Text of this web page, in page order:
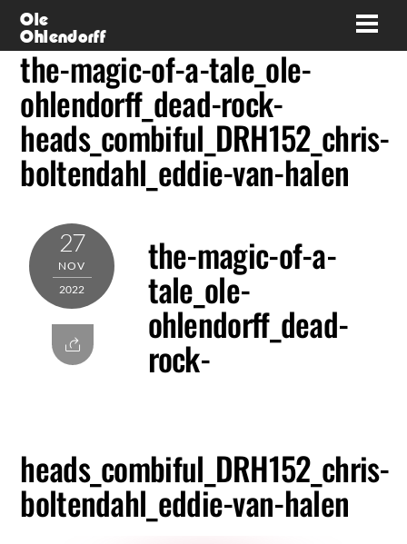
Skip
content
Ole
Ohlendorff
the-magic-of-a-tale_ole-
ohlendorff_dead-rock-
heads_combiful_DRH152_chris-
boltendahl_eddie-van-halen
27
NOV
2022
the-magic-of-a-
tale_ole-
ohlendorff_dead-
rock-
heads_combiful_DRH152_chris-
boltendahl_eddie-van-halen